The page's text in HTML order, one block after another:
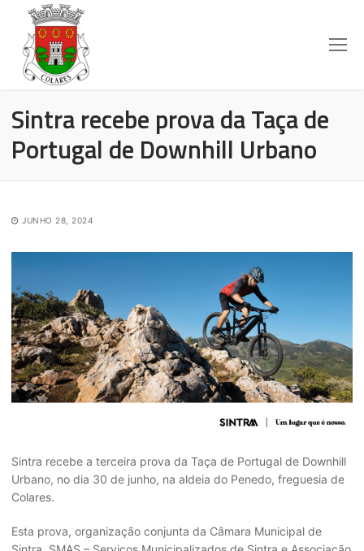
Sintra recebe prova da Taça de
Portugal de Downhill Urbano
JUNHO 28, 2024
Sintra recebe a terceira prova da Taça de Portugal de Downhill
Urbano, no dia 30 de junho, na aldeia do Penedo, freguesia de
Colares.
Esta prova, organização conjunta da Câmara Municipal de